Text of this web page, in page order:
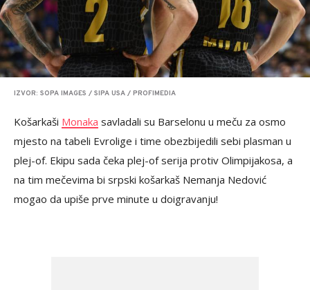
IZVOR: SOPA IMAGES / SIPA USA / PROFIMEDIA
Košarkaši Monaka savladali su Barselonu u meču za osmo
mjesto na tabeli Evrolige i time obezbijedili sebi plasman u
plej-of. Ekipu sada čeka plej-of serija protiv Olimpijakosa, a
na tim mečevima bi srpski košarkaš Nemanja Nedović
mogao da upiše prve minute u doigravanju!